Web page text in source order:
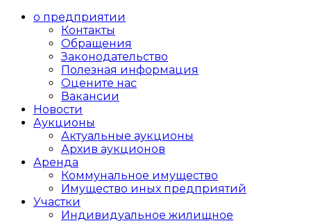
о предприятии
Контакты
Обращения
Законодательство
Полезная информация
Оцените нас
Вакансии
Новости
Аукционы
Актуальные аукционы
Архив аукционов
Аренда
Коммунальное имущество
Имущество иных предприятий
Участки
Индивидуальное жилищное